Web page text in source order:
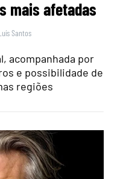
mais afetadas
Santos
acompanhada por
e possibilidade de
regiões